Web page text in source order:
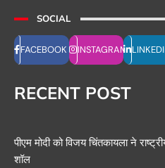
SOCIAL
FACEBOOK INSTAGRAM
RECENT POST
पीएम मोदी को विजय चिंतकायला ने
शॉल